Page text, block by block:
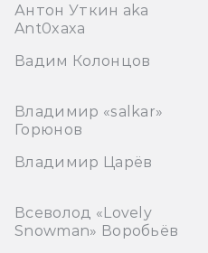
Антон Уткин aka
Ant0xaxa
Вадим Колонцов
Владимир «salkar»
Горюнов
Владимир Царёв
Всеволод «Lovely
Snowman» Воробьёв